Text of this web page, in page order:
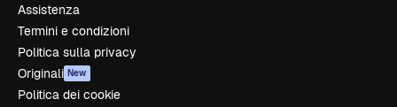
Assistenza
Termini e condizioni
Politica sulla privacy
Originali New
Politica dei cookie